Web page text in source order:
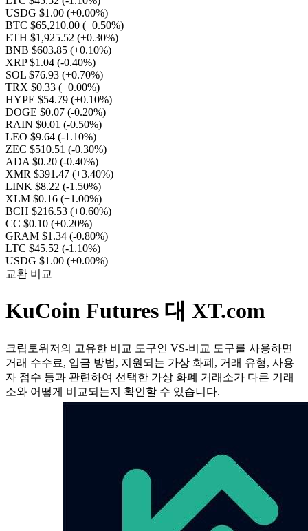
USDG $1.00 (+0.00%)
BTC $65,210.00 (+0.50%)
ETH $1,925.52 (+0.30%)
BNB $603.85 (+0.10%)
XRP $1.04 (-0.40%)
SOL $76.93 (+0.70%)
TRX $0.33 (+0.00%)
HYPE $54.79 (+0.10%)
DOGE $0.07 (-0.20%)
RAIN $0.01 (-0.50%)
LEO $9.64 (-1.10%)
ZEC $510.51 (-0.30%)
ADA $0.20 (-0.40%)
XMR $391.47 (+3.40%)
LINK $8.22 (-1.50%)
XLM $0.16 (+1.00%)
BCH $216.53 (+0.60%)
CC $0.10 (+0.20%)
GRAM $1.34 (-0.80%)
LTC $45.52 (-1.10%)
USDG $1.00 (+0.00%)
교환 비교
KuCoin Futures 대 XT.com
크립토위저의 고유한 비교 도구인 VS-비교 도구를 사용하면
거래 수수료, 입금 방법, 지원되는 가상 화폐, 거래 유형, 사용
자 점수 등과 관련하여 선택한 가상 화폐 거래소가 다른 거래
소와 어떻게 비교되는지 확인할 수 있습니다.